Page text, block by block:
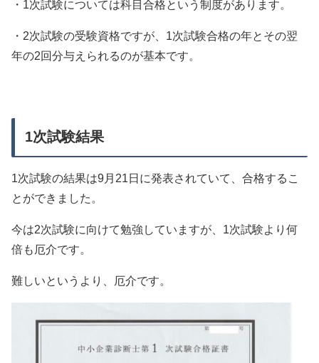
・1次試験については科目合格という制度があります。
・2次試験の受験資格ですが、1次試験合格の年とその翌
年の2回分与えられるのが基本です。
1次試験結果
1次試験の結果は9月21日に発表されていて、合格するこ
とができました。
今は2次試験に向けて勉強していますが、1次試験より何
倍も厄介です。
難しいというより、厄介です。